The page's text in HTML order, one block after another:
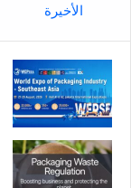
الأخيرة